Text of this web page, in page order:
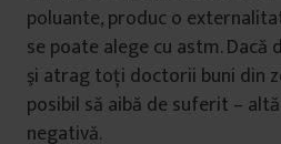
poluante, produc o
se poate alege cu astm. Dacă
şi atrag toţi doctorii buni din
posibil să aibă de suferit –
negativă.